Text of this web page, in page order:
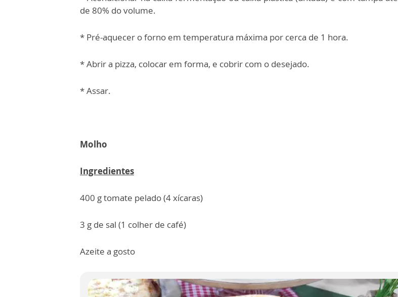
de 80% do volume.
* Pré-aquecer o forno em temperatura máxima por cerca de 1 hora.
* Abrir a pizza, colocar em forma, e cobrir com o desejado.
* Assar.
Molho
Ingredientes
400 g tomate pelado (4 xícaras)
3 g de sal (1 colher de café)
Azeite a gosto